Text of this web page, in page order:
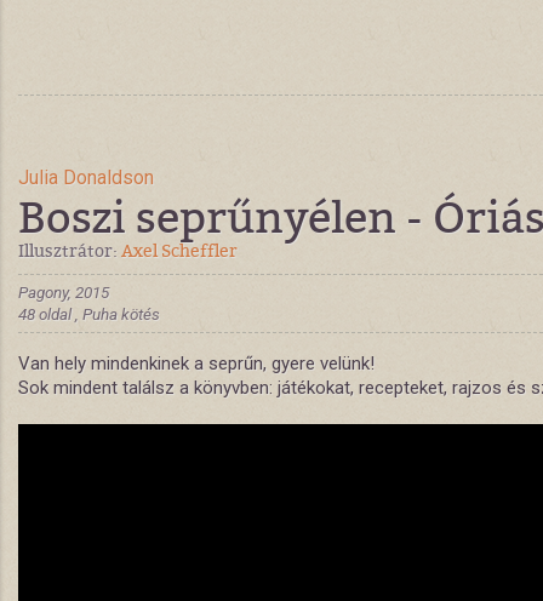
Julia Donaldson
Boszi seprűnyélen -
Illusztrátor: Axel Scheffler
Pagony, 2015
48 oldal , Puha kötés
Van hely mindenkinek a seprűn, gyere velünk!
Sok mindent találsz a könyvben: játékokat, recepteket, rajzos